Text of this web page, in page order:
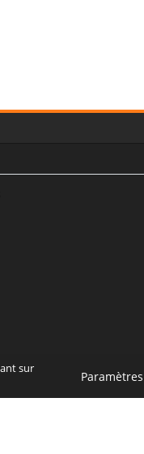
sur